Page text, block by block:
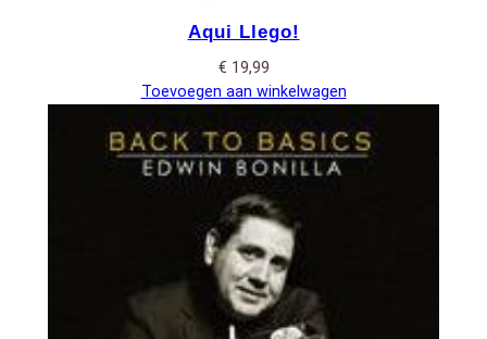
Aqui Llego!
€ 19,99
Toevoegen aan winkelwagen